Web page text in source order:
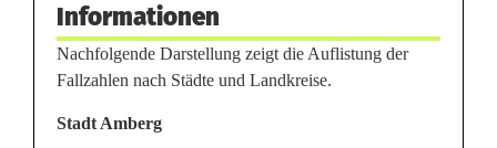
Informationen
Nachfolgende Darstellung zeigt die Auflistung der
Fallzahlen nach Städte und Landkreise.
Stadt Amberg